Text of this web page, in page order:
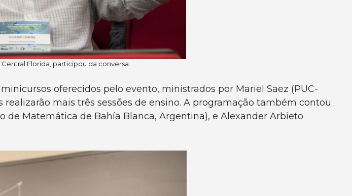
Florida, participou da conversa.
oferecidos pelo evento, ministrados por Mariel Saez (PUC-
mais três sessões de ensino. A programação também contou
de Matemática de Bahía Blanca, Argentina), e Alexander Arbieto